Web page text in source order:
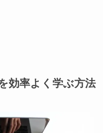
効率よく学ぶ方法